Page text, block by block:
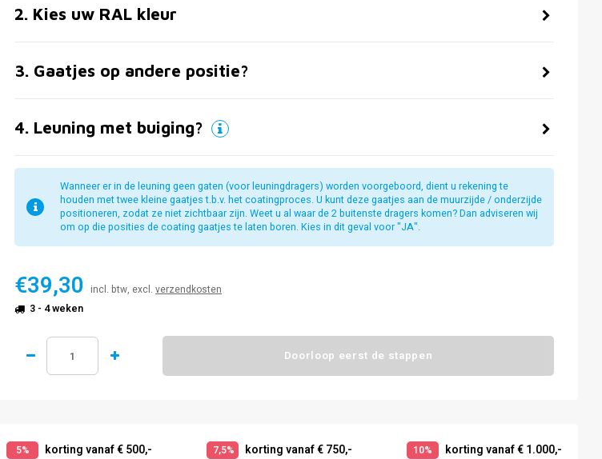
2. Kies uw RAL kleur
3. Gaatjes op andere positie?
4. Leuning met buiging?
Wanneer er in de leuning geen gaten (voor leuningdragers) worden voorgeboord, dient u rekening te
houden met twee kleine gaatjes t.b.v. het coatingproces. U kunt deze gaatjes aan de muurzijde / onderzijde
positioneren, zodat ze niet zichtbaar zijn. Weet u al waar de 2 buitenste dragers komen? Dan adviseren wij
om op die posities de coating gaatjes te laten boren. Kies in dit geval voor "JA".
€39,30 incl. btw, excl. verzendkosten
3 - 4 weken
Doorloop eerst de stappen
5% korting vanaf € 500,- 7,5% korting vanaf € 750,- 10% korting vanaf € 1.000,-